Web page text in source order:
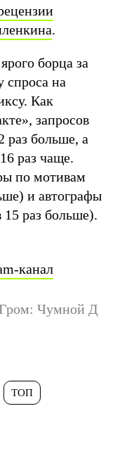
.
борца за
спроса на
Как
запросов
раз больше, а
раз чаще.
по мотивам
и автографы
15 раз больше).
канал
Чумной Д
ТОП